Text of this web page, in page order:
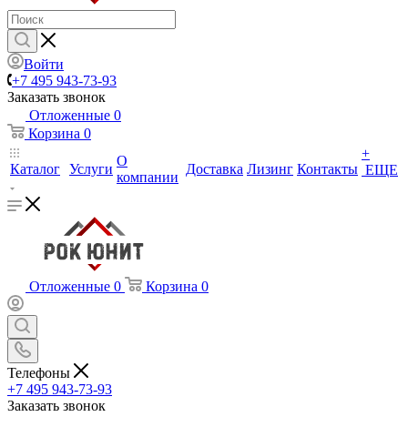
Войти
+7 495 943-73-93
Заказать звонок
Отложенные 0
Корзина 0
Каталог Услуги
О
компании
Доставка Лизинг Контакты
+
ЕЩЕ
Отложенные 0 Корзина 0
Телефоны
+7 495 943-73-93
Заказать звонок